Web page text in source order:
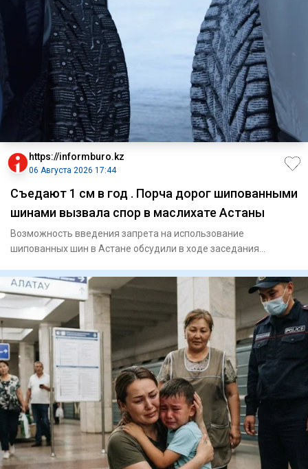
https://informburo.kz
06 Августа 2026 17:44
Съедают 1 см в год . Порча дорог шипованными
шинами вызвала спор в маслихате Астаны
Возможность введения запрета на использование
шипованных шин в Астане обсудили в ходе заседания